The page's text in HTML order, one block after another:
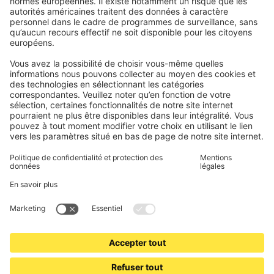
Maison connectée
Électronique et radio
Conditions des bons d'achat
Consignes de sécurité
Enregistrements
Informations obligatoires pour les consommateurs
Modes de paiement
Partenaires d'expédition
Politique de confidentialité et protection des données
Informations sur l’élimination des piles et équipements
Conditions de garantie
Paramètres des cookies
Déclaration d'accessibilité
www.jalousiescout.de www.jalousiescout.at
www.domondo.es